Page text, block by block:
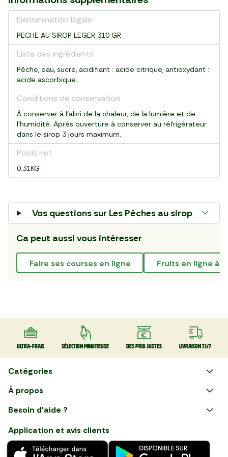
pièce (250 g)
pack de 8 (1 kg)
bouteille (250 ml)
bouteille (250 g)
bouteille (1 l)
paquet (320 g)
bouteille (250 ml)
pot (350 g)
paquet (800 g)
paquet (500 g)
pot (150 g)
pièce (400 g)
bouteille (1 l)
Dénomination légale
PECHE AU SIROP LEGER 310 GR
Liste des ingrédients
Pêche, eau, sucre, acidifiant : acide citrique, antioxydant :
acide ascorbique.
Conditions de conservation
À conserver à l'abri de la chaleur, de la lumière et de
l'humidité. Après ouverture à conserver au réfrigérateur
dans le sirop 3 jours maximum.
Poids net
0.31KG
Vos questions sur Les Pêches au sirop
Ca peut aussi vous intéresser
faire ses courses en ligne Fruits en ligne à
Ultra-frais Sélection minutieuse Des prix justes Livraison 7J/7
Catégories
Faire ses courses en ligne
Nouveautés
Fruits
À propos
et savoir-faire français en
choisissant notre service de
livraison de produits frais et
Besoin d'aide ?
Application et avis clients